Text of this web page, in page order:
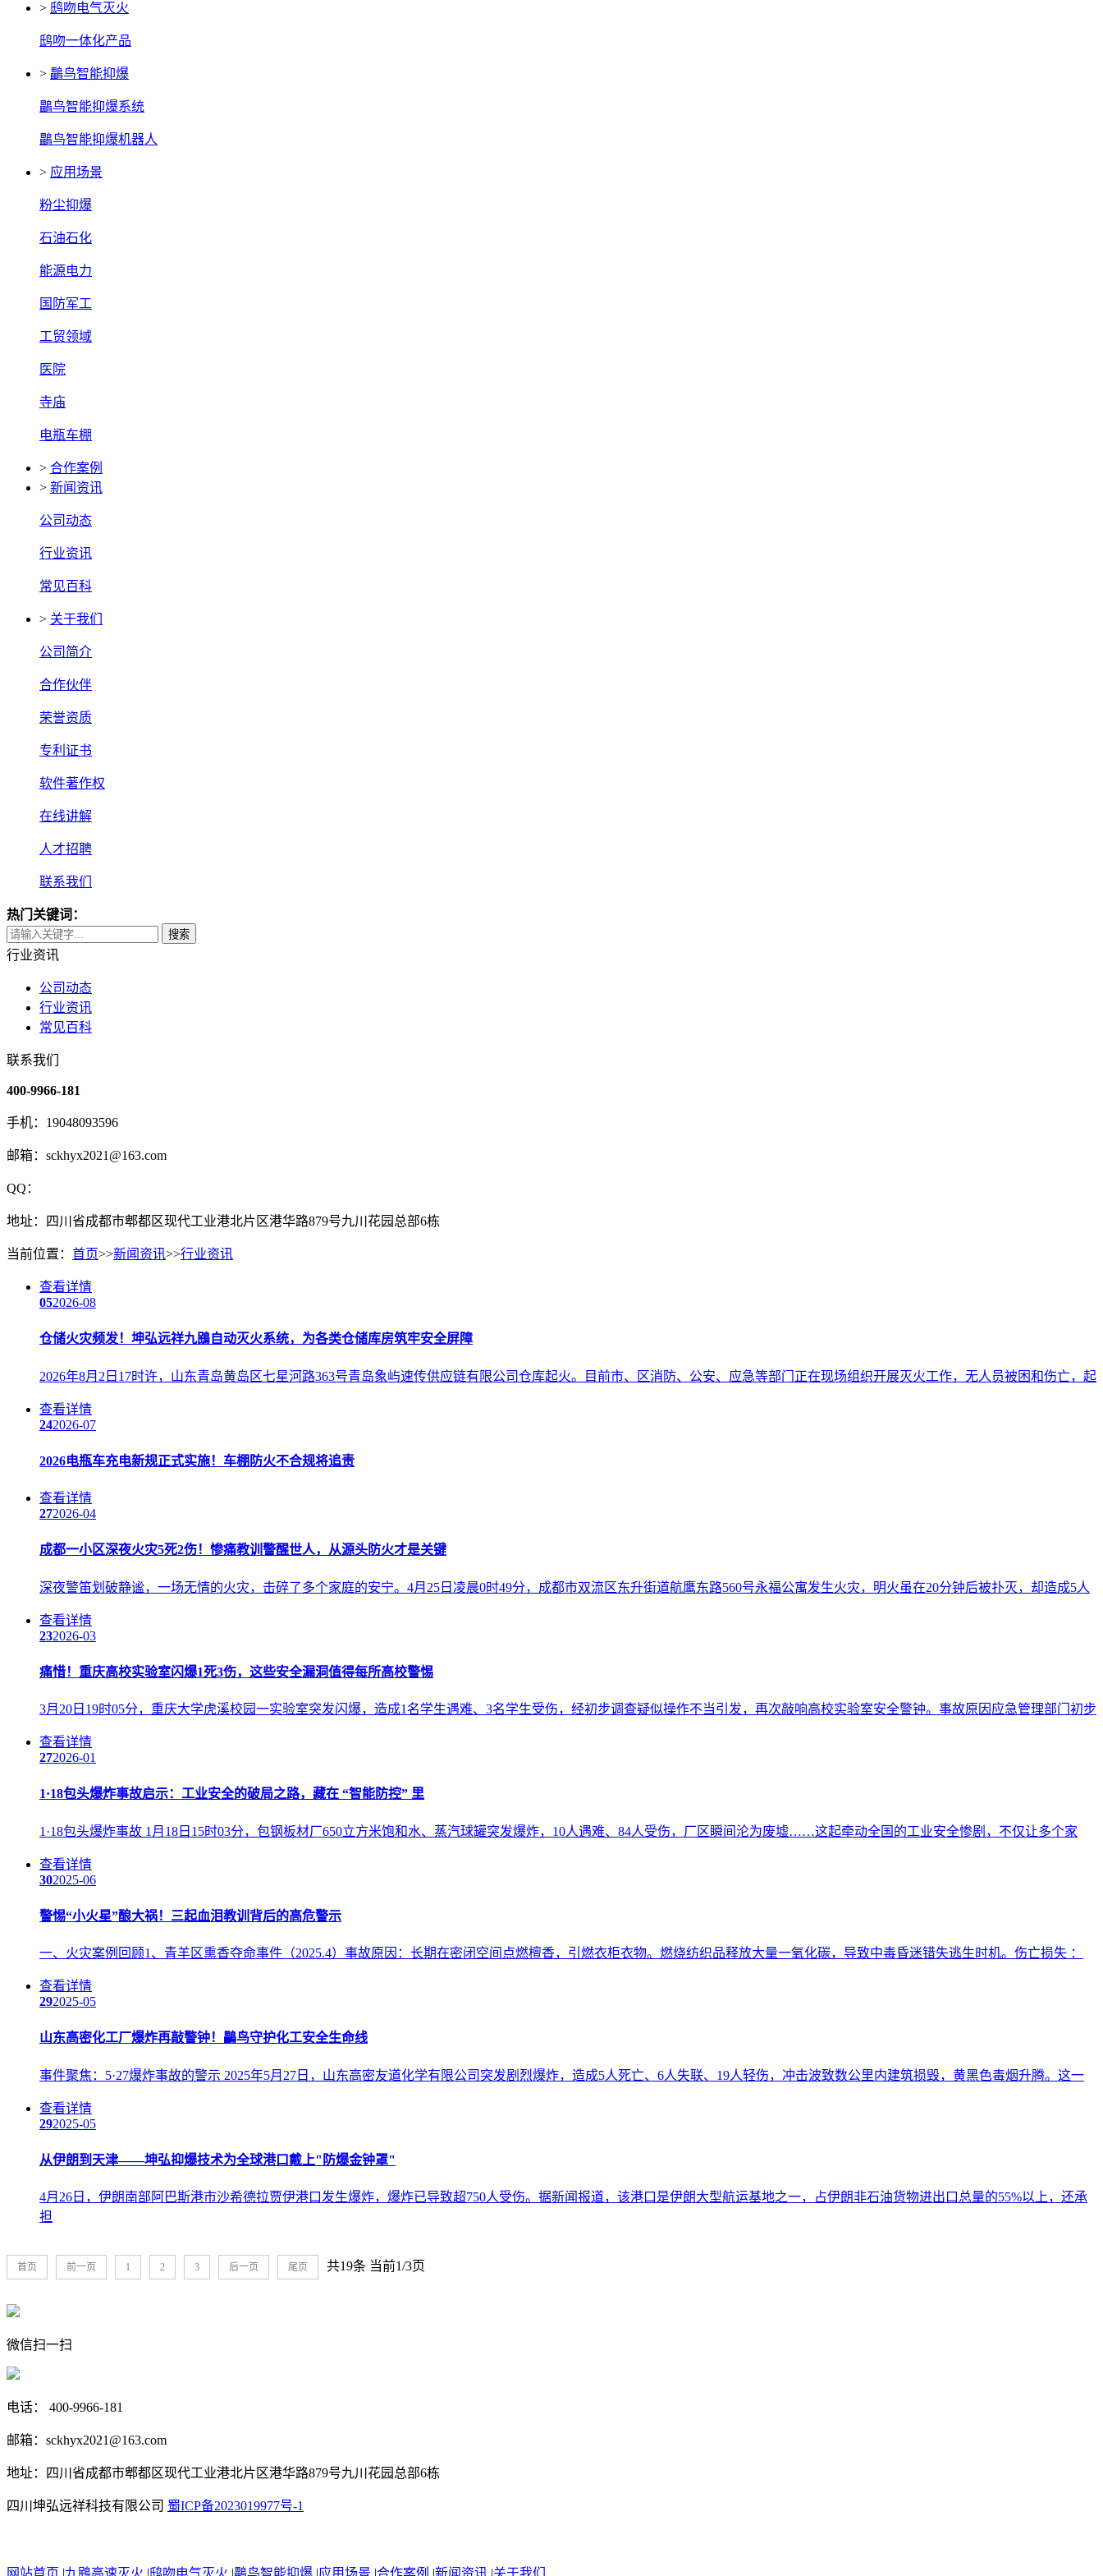
> 鸱吻电气灭火
鸱吻一体化产品
> 鸓鸟智能抑爆
鸓鸟智能抑爆系统
鸓鸟智能抑爆机器人
> 应用场景
粉尘抑爆
石油石化
能源电力
国防军工
工贸领域
医院
寺庙
电瓶车棚
> 合作案例
> 新闻资讯
公司动态
行业资讯
常见百科
> 关于我们
公司简介
合作伙伴
荣誉资质
专利证书
软件著作权
在线讲解
人才招聘
联系我们
热门关键词：
搜索
行业资讯
公司动态
行业资讯
常见百科
联系我们
400-9966-181
手机：19048093596
邮箱：sckhyx2021@163.com
QQ：
地址：四川省成都市郫都区现代工业港北片区港华路879号九川花园总部6栋
当前位置： 首页>>新闻资讯>>行业资讯
查看详情
052026-08
仓储火灾频发！坤弘远祥九鴖自动灭火系统，为各类仓储库房筑牢安全屏障
2026年8月2日17时许，山东青岛黄岛区七星河路363号青岛象屿速传供应链有限公司仓库起火。目前市、区消防、公安、应急等部门正在现场组织开展灭火工作，无人员被困和伤亡，起
查看详情
242026-07
2026电瓶车充电新规正式实施！车棚防火不合规将追责
查看详情
272026-04
成都一小区深夜火灾5死2伤！惨痛教训警醒世人，从源头防火才是关键
深夜警笛划破静谧，一场无情的火灾，击碎了多个家庭的安宁。4月25日凌晨0时49分，成都市双流区东升街道航鹰东路560号永福公寓发生火灾，明火虽在20分钟后被扑灭，却造成5人
查看详情
232026-03
痛惜！重庆高校实验室闪爆1死3伤，这些安全漏洞值得每所高校警惕
3月20日19时05分，重庆大学虎溪校园一实验室突发闪爆，造成1名学生遇难、3名学生受伤，经初步调查疑似操作不当引发，再次敲响高校实验室安全警钟。事故原因应急管理部门初步
查看详情
272026-01
1·18包头爆炸事故启示：工业安全的破局之路，藏在 “智能防控” 里
1·18包头爆炸事故 1月18日15时03分，包钢板材厂650立方米饱和水、蒸汽球罐突发爆炸，10人遇难、84人受伤，厂区瞬间沦为废墟……这起牵动全国的工业安全惨剧，不仅让多个家
查看详情
302025-06
警惕“小火星”酿大祸！三起血泪教训背后的高危警示
一、火灾案例回顾1、青羊区熏香夺命事件（2025.4）事故原因：长期在密闭空间点燃檀香，引燃衣柜衣物。燃烧纺织品释放大量一氧化碳，导致中毒昏迷错失逃生时机。伤亡损失 ：
查看详情
292025-05
山东高密化工厂爆炸再敲警钟！鸓鸟守护化工安全生命线
事件聚焦：5·27爆炸事故的警示 2025年5月27日，山东高密友道化学有限公司突发剧烈爆炸，造成5人死亡、6人失联、19人轻伤，冲击波致数公里内建筑损毁，黄黑色毒烟升腾。这一
查看详情
292025-05
从伊朗到天津——坤弘抑爆技术为全球港口戴上"防爆金钟罩"
4月26日，伊朗南部阿巴斯港市沙希德拉贾伊港口发生爆炸，爆炸已导致超750人受伤。据新闻报道，该港口是伊朗大型航运基地之一，占伊朗非石油货物进出口总量的55%以上，还承
担
共19条 当前1/3页
首页 前一页 1 2 3 后一页 尾页
微信扫一扫
电话： 400-9966-181
邮箱：sckhyx2021@163.com
地址：四川省成都市郫都区现代工业港北片区港华路879号九川花园总部6栋
四川坤弘远祥科技有限公司 蜀ICP备2023019977号-1